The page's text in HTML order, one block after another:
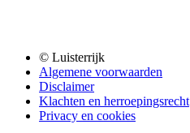
© Luisterrijk
Algemene voorwaarden
Disclaimer
Klachten en herroepingsrecht
Privacy en cookies